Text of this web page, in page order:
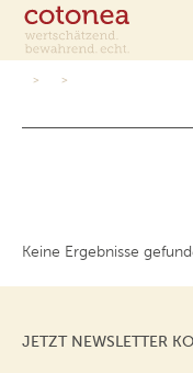
Keine Ergebnisse
JETZT NEWSLETTER